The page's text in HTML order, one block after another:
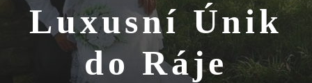
Luxusní Únik
do Ráje